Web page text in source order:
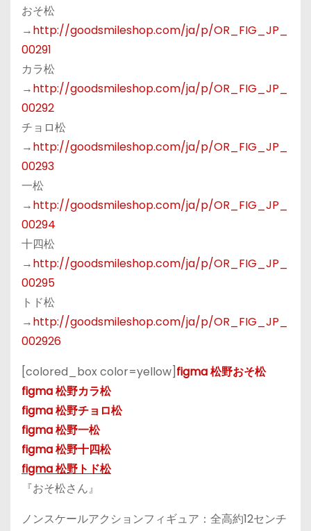
おそ松
→http://goodsmileshop.com/ja/p/OR_FIG_JP_
00291
カラ松
→http://goodsmileshop.com/ja/p/OR_FIG_JP_
00292
チョロ松
→http://goodsmileshop.com/ja/p/OR_FIG_JP_
00293
一松
→http://goodsmileshop.com/ja/p/OR_FIG_JP_
00294
十四松
→http://goodsmileshop.com/ja/p/OR_FIG_JP_
00295
トド松
→http://goodsmileshop.com/ja/p/OR_FIG_JP_
002926
[colored_box color=yellow]figma 松野おそ松
figma 松野カラ松
figma 松野チョロ松
figma 松野一松
figma 松野十四松
figma 松野トド松
『おそ松さん』
ノンスケールアクションフィギュア：全高約12センチ